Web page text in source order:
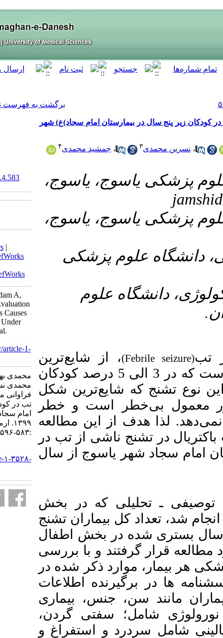
امام سجاد)ع) شهر
، جمشید محمدی
یاسوج،
یاسوج،
پزشکی
علوم
از شایع‌ترین
نورولوژیک کودکان است که در 3 الی 5 درصد کودکان
شکل
است و خطر
این مطالعه
از تب در
از سال
که در بخش
تشنج
بخش اطفال
گرفتند و با بررسی
ذکر شده در
اطلاعات
بیماری
سفتی گردن،
و استفراغ و
‎ 10.61186/armaghanj.29.4.583
BibTeX
ProCite
Reference Manager|
RefWorks
Mendeley
Mohammadi B, Ghadimi Moghadam A,
Mohammadi N, Mohammadi J. Evaluation
of Frequency Bacterial Meningitis Causes
with Febrile Seizures in Children Under
Five years at Imam Sajjad Hospital.
URL:http://armaghanj.yums.ac.ir/article-1-
3528-fa.html
محمدی بهرام، قدیمی مقدم عبدالکریم،
محمدی نسرین، محمدی جمشید. بررسی
فراوانی مننژیت باکتریال در تشنج ناشی از
تب در کودکان زیر پنج سال در بیمارستان
امام سجاد)ع) شهر یاسوج از سال ۱۳۹۷ تا
۱۳۹۹. ارمغان دانش. ۱۴۰۳; ۲۹ (۴)
http://armaghanj.yums.ac.ir/article-۱-۳۵۲۸-